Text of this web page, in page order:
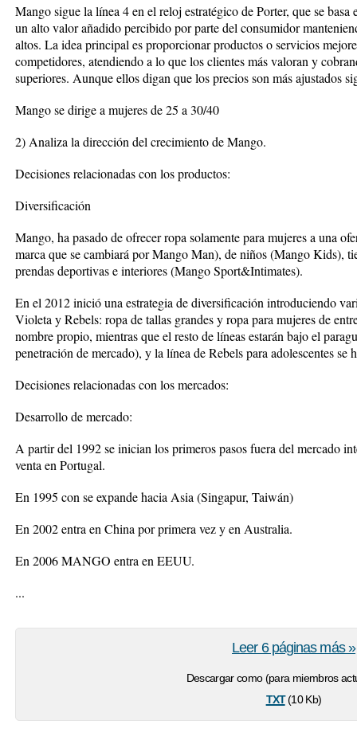
Mango sigue la línea 4 en el reloj estratégico de Porter, que se
un alto valor añadido percibido por parte del consumidor
altos. La idea principal es proporcionar productos o servicios
competidores, atendiendo a lo que los clientes más valoran y
superiores. Aunque ellos digan que los precios son más ajustados
Mango se dirige a mujeres de 25 a 30/40
2) Analiza la dirección del crecimiento de Mango.
Decisiones relacionadas con los productos:
Diversificación
Mango, ha pasado de ofrecer ropa solamente para mujeres a una
marca que se cambiará por Mango Man), de niños (Mango Kids),
prendas deportivas e interiores (Mango Sport&Intimates).
En el 2012 inició una estrategia de diversificación introduciendo
Violeta y Rebels: ropa de tallas grandes y ropa para mujeres de
nombre propio, mientras que el resto de líneas estarán bajo el
penetración de mercado), y la línea de Rebels para adolescentes se
Decisiones relacionadas con los mercados:
Desarrollo de mercado:
A partir del 1992 se inician los primeros pasos fuera del mercado
venta en Portugal.
En 1995 con se expande hacia Asia (Singapur, Taiwán)
En 2002 entra en China por primera vez y en Australia.
En 2006 MANGO entra en EEUU.
...
Descargar como (para miembros
txt(10 Kb)
Leer 6 páginas más »